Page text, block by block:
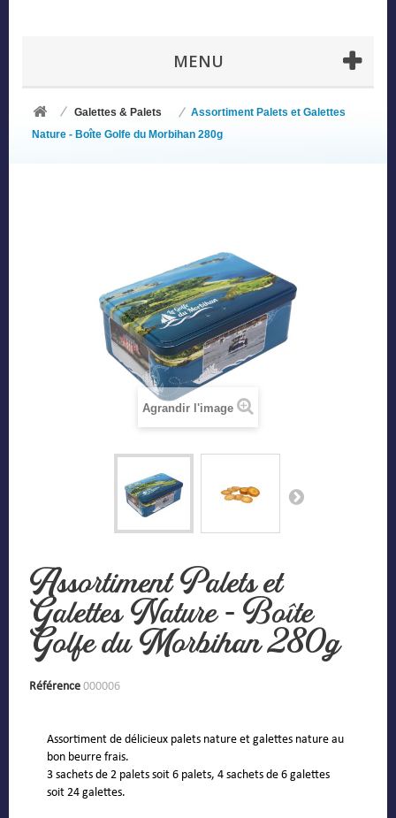
MENU
Galettes & Palets
Assortiment Palets et Galettes
Nature - Boîte Golfe du Morbihan 280g
Agrandir l'image
Assortiment Palets et
Galettes Nature - Boîte
Golfe du Morbihan 280g
Référence 000006
Assortiment de délicieux palets nature et galettes nature au
bon beurre frais.
3 sachets de 2 palets soit 6 palets, 4 sachets de 6 galettes
soit 24 galettes.